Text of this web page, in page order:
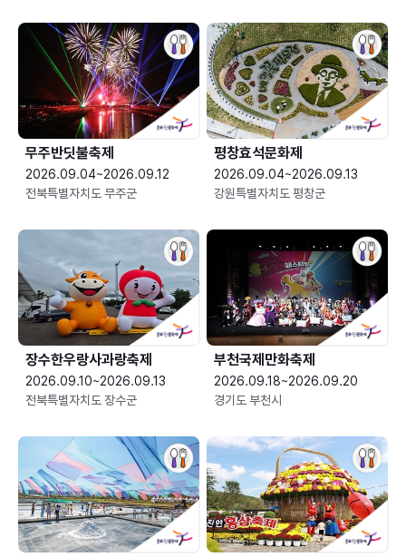
무주반딧불축제
2026.09.04~2026.09.12
전북특별자치도 무주군
평창효석문화제
2026.09.04~2026.09.13
강원특별자치도 평창군
장수한우랑사과랑축제
2026.09.10~2026.09.13
전북특별자치도 장수군
부천국제만화축제
2026.09.18~2026.09.20
경기도 부천시